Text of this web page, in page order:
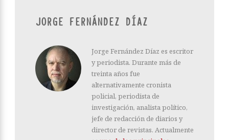
JORGE FERNÁNDEZ DÍAZ
Jorge Fernández Díaz es escritor
y periodista. Durante más de
treinta años fue
alternativamente cronista
policial, periodista de
investigación, analista político,
jefe de redacción de diarios y
director de revistas. Actualmente